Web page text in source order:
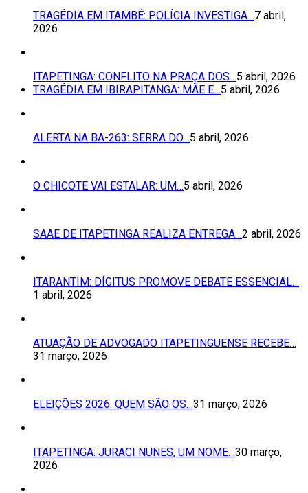
TRAGÉDIA EM ITAMBÉ: POLÍCIA INVESTIGA…7 abril,
2026
ITAPETINGA: CONFLITO NA PRAÇA DOS…5 abril, 2026
TRAGÉDIA EM IBIRAPITANGA: MÃE E…5 abril, 2026
ALERTA NA BA-263: SERRA DO…5 abril, 2026
O CHICOTE VAI ESTALAR: UM…5 abril, 2026
SAAE DE ITAPETINGA REALIZA ENTREGA…2 abril, 2026
ITARANTIM: DÍGITUS PROMOVE DEBATE ESSENCIAL…
1 abril, 2026
ATUAÇÃO DE ADVOGADO ITAPETINGUENSE RECEBE…
31 março, 2026
ELEIÇÕES 2026: QUEM SÃO OS…31 março, 2026
ITAPETINGA: JURACI NUNES, UM NOME…30 março,
2026